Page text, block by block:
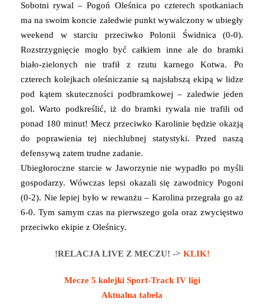
Sobotni rywal – Pogoń Oleśnica po czterech spotkaniach
ma na swoim koncie zaledwie punkt wywalczony w ubiegły
weekend w starciu przeciwko Polonii Świdnica (0-0).
Rozstrzygnięcie mogło być całkiem inne ale do bramki
biało-zielonych nie trafił z rzutu karnego Kotwa. Po
czterech kolejkach oleśniczanie są najsłabszą ekipą w lidze
pod kątem skuteczności podbramkowej – zaledwie jeden
gol. Warto podkreślić, iż do bramki rywala nie trafili od
ponad 180 minut! Mecz przeciwko Karolinie będzie okazją
do poprawienia tej niechlubnej statystyki. Przed naszą
defensywą zatem trudne zadanie.
Ubiegłoroczne starcie w Jaworzynie nie wypadło po myśli
gospodarzy. Wówczas lepsi okazali się zawodnicy Pogoni
(0-2). Nie lepiej było w rewanżu – Karolina przegrała go aż
6-0. Tym samym czas na pierwszego gola oraz zwycięstwo
przeciwko ekipie z Oleśnicy.
!RELACJA LIVE Z MECZU! -> KLIK!
Mecze 5 kolejki Sport-Track IV ligi
Aktualna tabela